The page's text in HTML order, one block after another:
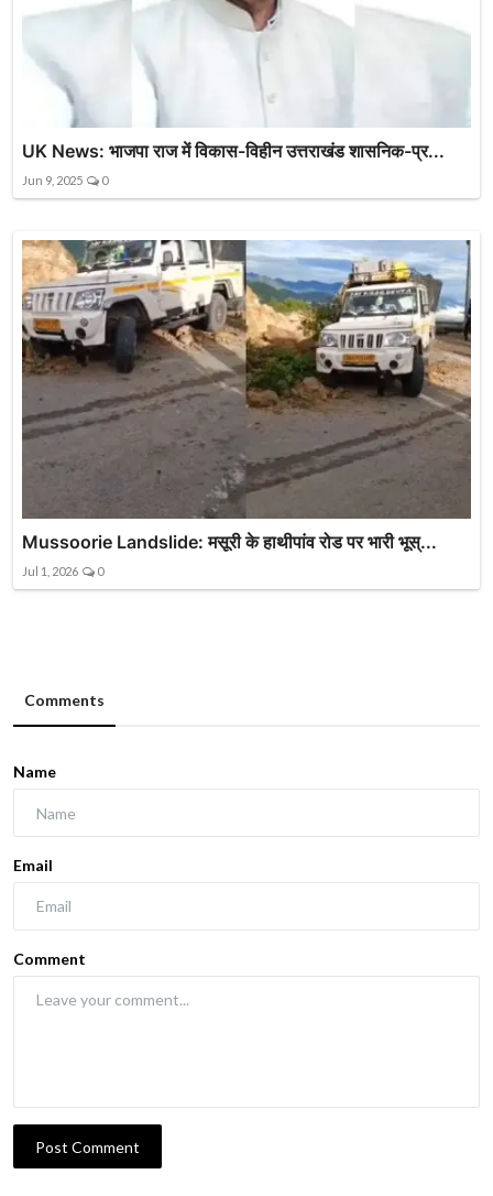
UK News: भाजपा राज में विकास-विहीन उत्तराखंड शासनिक-प्र...
Jun 9, 2025 0
Mussoorie Landslide: मसूरी के हाथीपांव रोड पर भारी भूस्...
Jul 1, 2026 0
Comments
Name
Email
Comment
Post Comment